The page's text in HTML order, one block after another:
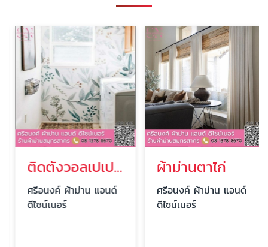
ติดตั้งวอลเปเปอร์
ศรีอนงค์ ผ้าม่าน แอนด์
ดีไซน์เนอร์
ผ้าม่านตาไก่
ศรีอนงค์ ผ้าม่าน แอนด์
ดีไซน์เนอร์